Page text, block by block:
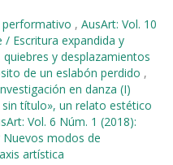
performativo , AusArt: Vol. 10
/ Escritura expandida y
y desplazamientos
de un eslabón perdido ,
en danza (I)
sin título», un relato estético
Vol. 6 Núm. 1 (2018):
Nuevos modos de
artística